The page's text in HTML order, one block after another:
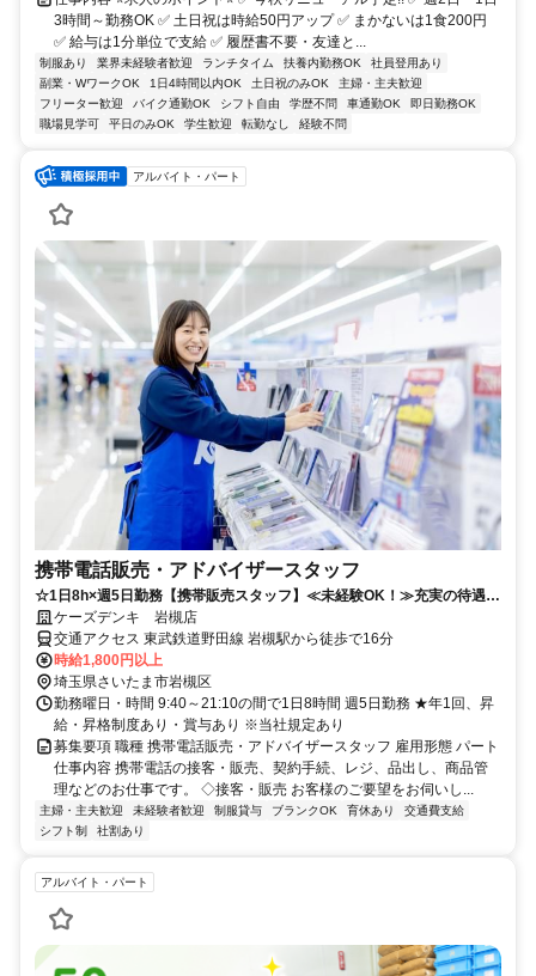
3時間～勤務OK ✅ 土日祝は時給50円アップ ✅ まかないは1食200円
✅ 給与は1分単位で支給 ✅ 履歴書不要・友達と...
制服あり 業界未経験者歓迎 ランチタイム 扶養内勤務OK
社員登用あり
副業・WワークOK
1日4時間以内OK 土日祝のみOK
主婦・主夫歓迎
フリーター歓迎
バイク通勤OK シフト自由 学歴不問 車通勤OK
即日勤務OK
職場見学可
平日のみOK 学生歓迎 転勤なし 経験不問
アルバイト・パート
携帯電話販売・アドバイザースタッフ
☆1日8h×週5日勤務【携帯販売スタッフ】≪未経験OK！≫充実の待遇で
働きやすさ抜群◎
ケーズデンキ 岩槻店
交通アクセス 東武鉄道野田線 岩槻駅から徒歩で16分
時給1,800円以上
埼玉県さいたま市岩槻区
勤務曜日・時間 9:40～21:10の間で1日8時間 週5日勤務 ★年1回、昇
給・昇格制度あり・賞与あり ※当社規定あり
募集要項 職種 携帯電話販売・アドバイザースタッフ 雇用形態 パート
仕事内容 携帯電話の接客・販売、契約手続、レジ、品出し、商品管
理などのお仕事です。 ◇接客・販売 お客様のご要望をお伺いし...
主婦・主夫歓迎 未経験者歓迎 制服貸与 ブランクOK 育休あり
交通費支給
シフト制
社割あり
アルバイト・パート